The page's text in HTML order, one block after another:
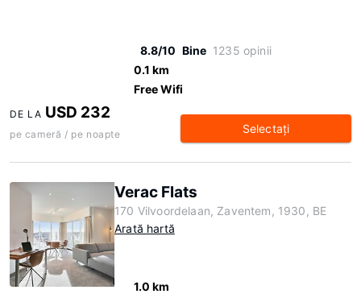
8.8/10 Bine 1235 opinii
0.1 km
Free Wifi
DE LA USD 232
pe cameră / pe noapte Selectaţi
Verac Flats
170 Vilvoordelaan, Zaventem, 1930, BE
Arată hartă
1.0 km